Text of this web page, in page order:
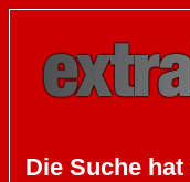
Die Suche